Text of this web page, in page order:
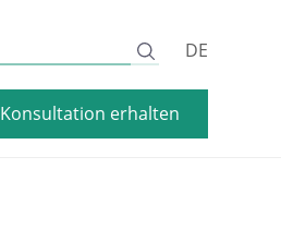
DE
Konsultation erhalten